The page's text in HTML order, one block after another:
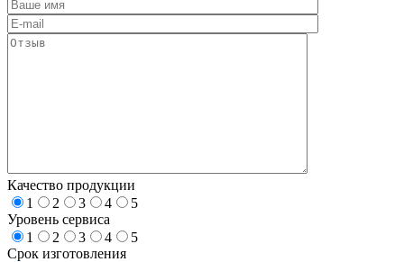
Качество продукции
1
2 3 4
5
Уровень сервиса
1
2 3 4
5
Срок изготовления